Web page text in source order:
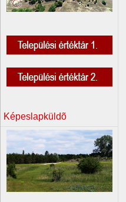
Képeslapküldõ